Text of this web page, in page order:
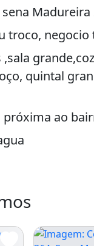
Madureira
troco, negocio
quintal
ao
perto
escola